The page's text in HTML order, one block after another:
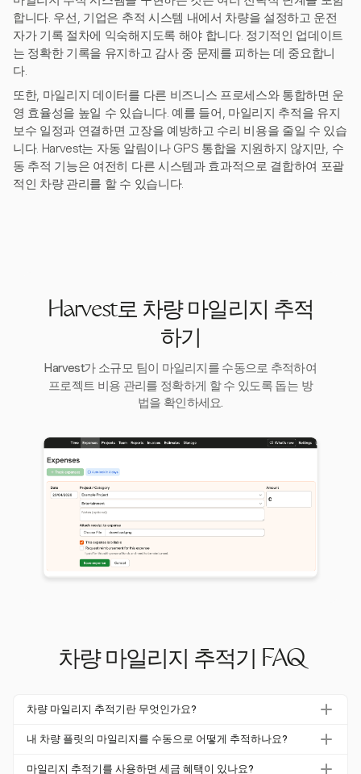
합니다. 우선, 기업은 추적 시스템 내에서 차량을 설정하고 운전
자가 기록 절차에 익숙해지도록 해야 합니다. 정기적인 업데이트
는 정확한 기록을 유지하고 감사 중 문제를 피하는 데 중요합니
다.
또한, 마일리지 데이터를 다른 비즈니스 프로세스와 통합하면 운
영 효율성을 높일 수 있습니다. 예를 들어, 마일리지 추적을 유지
보수 일정과 연결하면 고장을 예방하고 수리 비용을 줄일 수 있습
니다. Harvest는 자동 알림이나 GPS 통합을 지원하지 않지만, 수
동 추적 기능은 여전히 다른 시스템과 효과적으로 결합하여 포괄
적인 차량 관리를 할 수 있습니다.
Harvest로 차량 마일리지 추적
하기
Harvest가 소규모 팀이 마일리지를 수동으로 추적하여
프로젝트 비용 관리를 정확하게 할 수 있도록 돕는 방
법을 확인하세요.
차량 마일리지 추적기 FAQ
차량 마일리지 추적기란 무엇인가요?
차량 마일리지 추적기는 차량 플릿 내에서 이동한 마일을 기
를 최적화하고 연료 비용을 줄이며 세금 규정을 준수하는 데
내 차량 플릿의 마일리지를 수동으로 어떻게 추적하나요?
수동 마일리지 추적은 각 여행의 시작과 끝에서 오도미터 판
마일리지 추적기를 사용하면 세금 혜택이 있나요?